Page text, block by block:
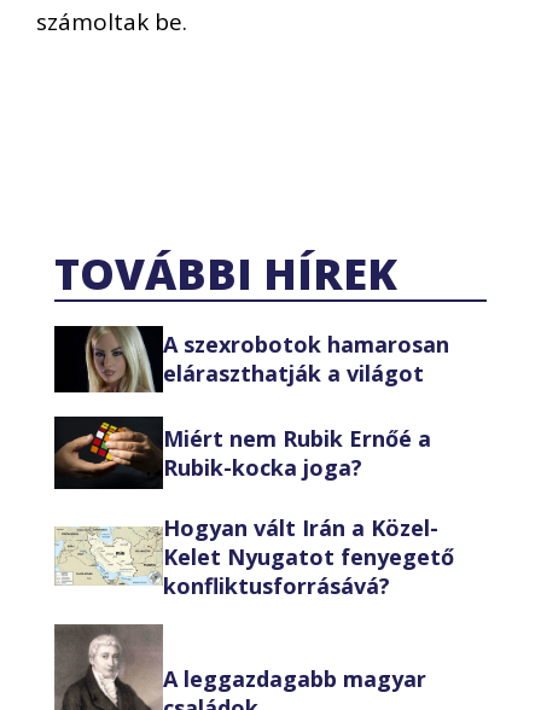
számoltak be.
TOVÁBBI HÍREK
A szexrobotok hamarosan
eláraszthatják a világot
Miért nem Rubik Ernőé a
Rubik-kocka joga?
Hogyan vált Irán a Közel-
Kelet Nyugatot fenyegető
konfliktusforrásává?
A leggazdagabb magyar